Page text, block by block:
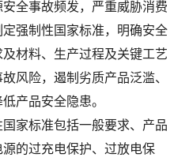
全事故频发，严重威胁消费
强制性国家标准，明确安全
材料、生产过程及关键工艺
风险，遏制劣质产品泛滥、
产品安全隐患。
标准包括一般要求、产品
的过充电保护、过放电保